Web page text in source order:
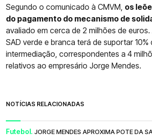
Segundo o comunicado à CMVM, os
do pagamento do mecanismo de
avaliado em cerca de 2 milhões de euros.
SAD verde e branca terá de suportar
intermediação, correspondentes a 4
relativos ao empresário Jorge Mendes.
NOTÍCIAS RELACIONADAS
Futebol. JORGE MENDES APROXIMA POTE DA